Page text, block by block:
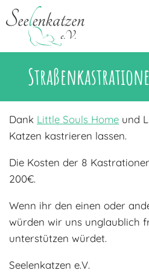
Über uns
Unsere Tierschützer
Mitglied werden
Eine Katze adoptieren
Zuhause gesucht
Zuhause gefunden
Regenbogenbrücke
Deine Hilfe
Kontakt
Interessentenbogen
Kontaktformular
Dank Little Souls Home und
Katzen kastrieren lassen.
Die Kosten der 8
200€.
Wenn ihr den einen oder
würden wir uns unglaublich
unterstützen würdet.
Seelenkatzen e.V.